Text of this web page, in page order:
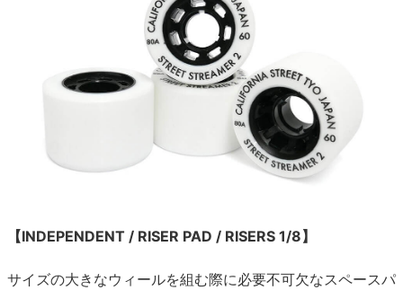
【INDEPENDENT / RISER PAD / RISERS 1/8】
サイズの大きなウィールを組む際に必要不可欠なスペースパ